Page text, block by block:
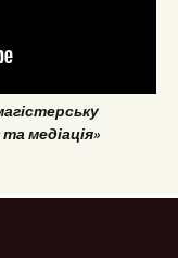
медіація»